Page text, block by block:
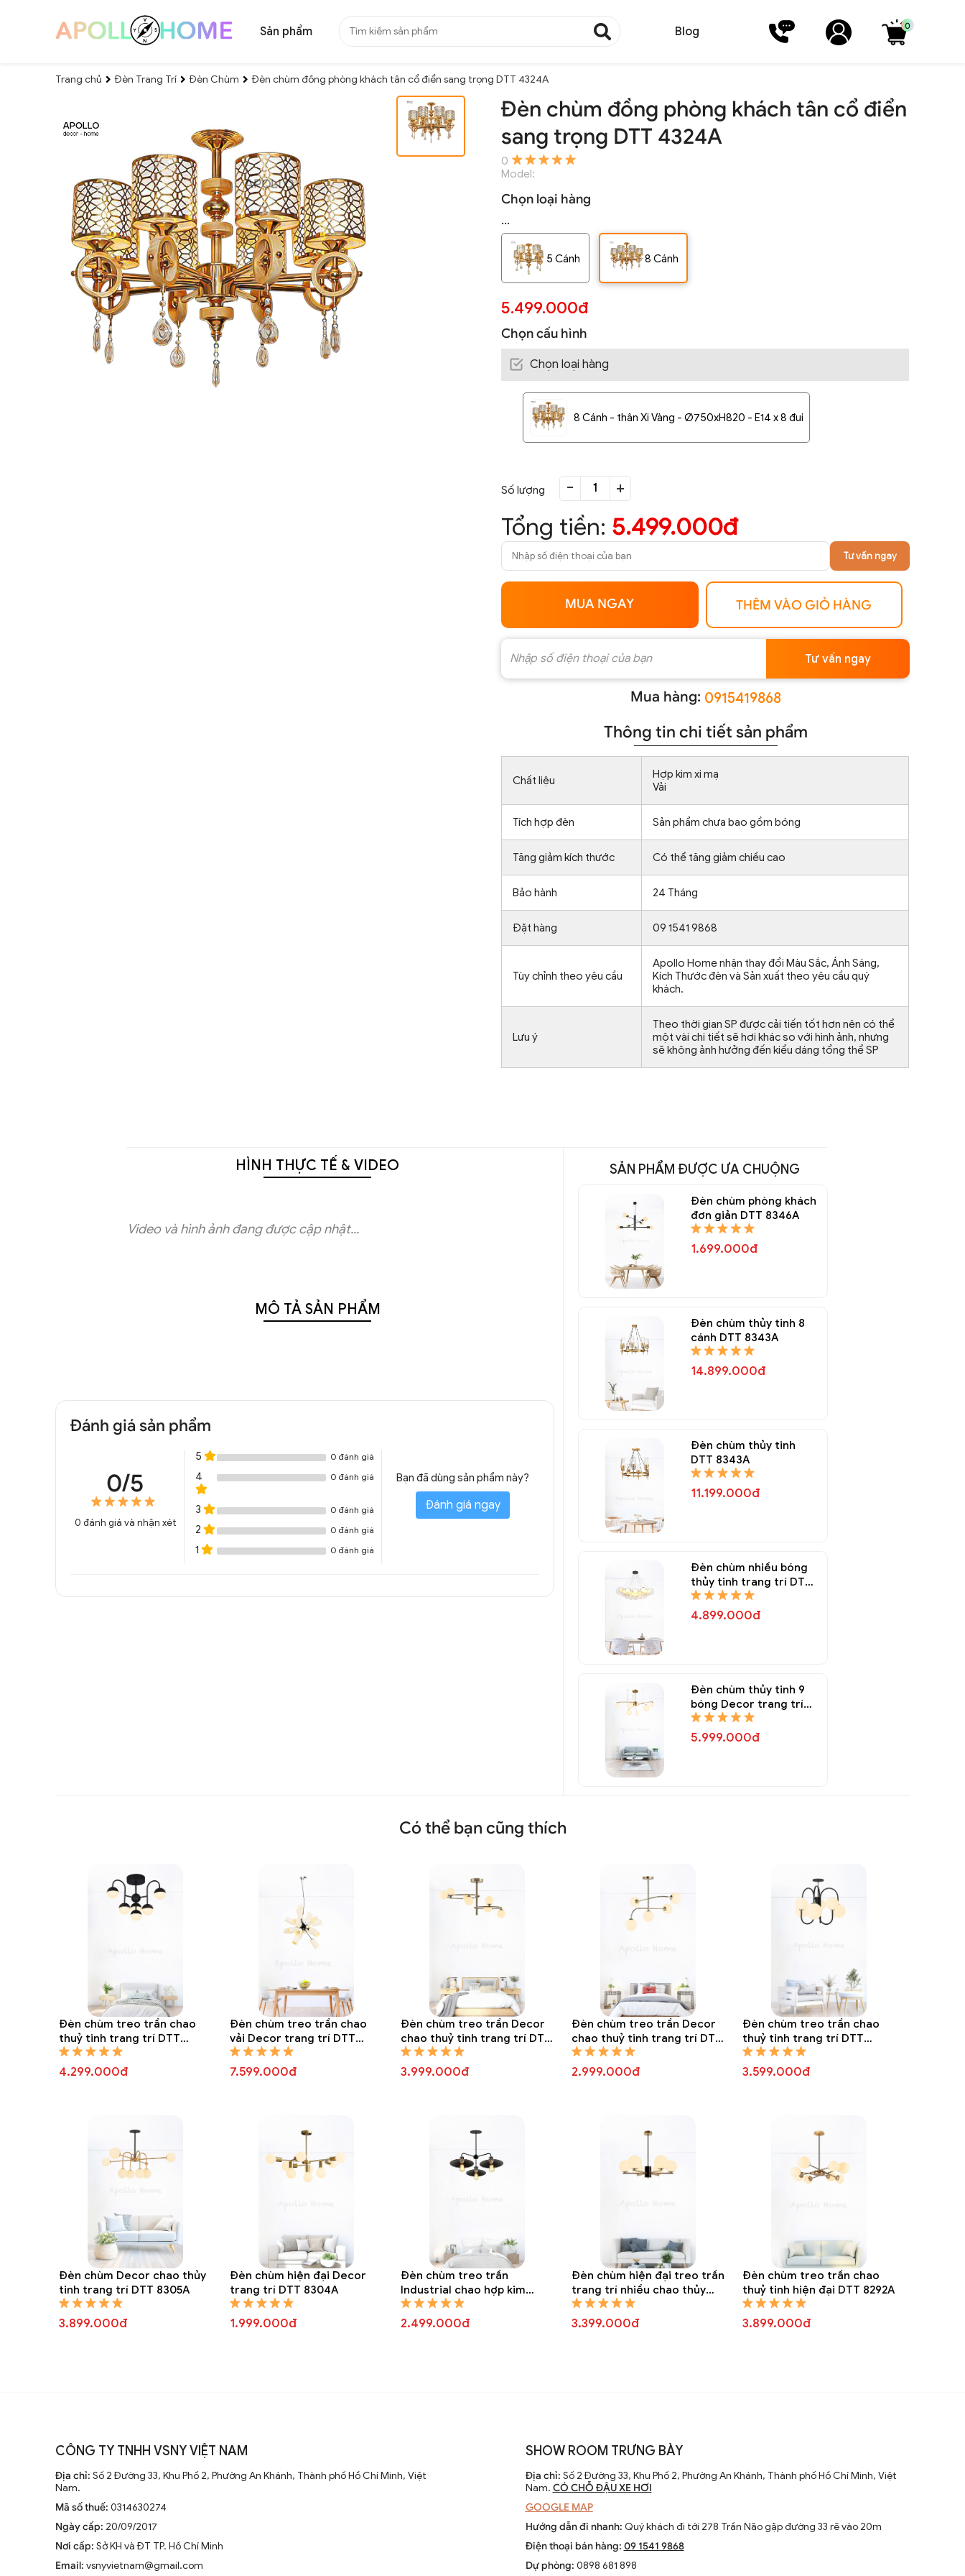
Sản phẩm Blog 0
Trang chủ Đèn Trang Trí Đèn Chùm Đèn chùm đồng phòng khách tân cổ điển sang trọng DTT 4324A
Đèn chùm đồng phòng khách tân cổ điển
sang trọng DTT 4324A
0
Model:
Chọn loại hàng
...
5 Cánh 8 Cánh
5.499.000đ
Chọn cấu hình
Chọn loại hàng
8 Cánh - thân Xi Vàng - Ø750xH820 - E14 x 8 đui
Số lượng - +
Tổng tiền: 5.499.000đ
Tư vấn ngay
MUA NGAY THÊM VÀO GIỎ HÀNG
Tư vấn ngay
Mua hàng: 0915419868
Thông tin chi tiết sản phẩm
Chất liệu
Hợp kim xi mạ
Vải
Tích hợp đèn Sản phẩm chưa bao gồm bóng
Tăng giảm kích thước Có thể tăng giảm chiều cao
Bảo hành 24 Tháng
Đặt hàng 09 1541 9868
Tùy chỉnh theo yêu cầu
Apollo Home nhận thay đổi Màu Sắc, Ánh Sáng,
Kích Thước đèn và Sản xuất theo yêu cầu quý
khách.
Lưu ý
Theo thời gian SP được cải tiến tốt hơn nên có thể
một vài chi tiết sẽ hơi khác so với hình ảnh, nhưng
sẽ không ảnh hưởng đến kiểu dáng tổng thể SP
HÌNH THỰC TẾ & VIDEO
Video và hình ảnh đang được cập nhật...
MÔ TẢ SẢN PHẨM
Đánh giá sản phẩm
0/5
0 đánh giá và nhận xét
5 0 đánh giá
4 0 đánh giá
3 0 đánh giá
2 0 đánh giá
1 0 đánh giá
Bạn đã dùng sản phẩm này?
Đánh giá ngay
SẢN PHẨM ĐƯỢC ƯA CHUỘNG
Đèn chùm phòng khách
đơn giản DTT 8346A
1.699.000đ
Đèn chùm thủy tinh 8
cánh DTT 8343A
14.899.000đ
Đèn chùm thủy tinh
DTT 8343A
11.199.000đ
Đèn chùm nhiều bóng
thủy tinh trang trí DTT
8337A
4.899.000đ
Đèn chùm thủy tinh 9
bóng Decor trang trí
DTT 8335A
5.999.000đ
Có thể bạn cũng thích
Đèn chùm treo trần chao
thuỷ tinh trang trí DTT
8323A
4.299.000đ
Đèn chùm treo trần chao
vải Decor trang trí DTT
8312A
7.599.000đ
Đèn chùm treo trần Decor
chao thuỷ tinh trang trí DTT
8310A
3.999.000đ
Đèn chùm treo trần Decor
chao thuỷ tinh trang trí DTT
8309A
2.999.000đ
Đèn chùm treo trần chao
thuỷ tinh trang trí DTT
8307A
3.599.000đ
Đèn chùm Decor chao thủy
tinh trang trí DTT 8305A
3.899.000đ
Đèn chùm hiện đại Decor
trang trí DTT 8304A
1.999.000đ
Đèn chùm treo trần
Industrial chao hợp kim
trang trí DTT 8301A
2.499.000đ
Đèn chùm hiện đại treo trần
trang trí nhiều chao thủy
tinh tròn DTT 8295A
3.399.000đ
Đèn chùm treo trần chao
thuỷ tinh hiện đại DTT 8292A
3.899.000đ
CÔNG TY TNHH VSNY VIỆT NAM
Địa chỉ: Số 2 Đường 33, Khu Phố 2, Phường An Khánh, Thành phố Hồ Chí Minh, Việt
Nam.
Mã số thuế: 0314630274
Ngày cấp: 20/09/2017
Nơi cấp: Sở KH và ĐT TP. Hồ Chí Minh
Email: vsnyvietnam@gmail.com
SHOW ROOM TRƯNG BÀY
Địa chỉ: Số 2 Đường 33, Khu Phố 2, Phường An Khánh, Thành phố Hồ Chí Minh, Việt
Nam. CÓ CHỖ ĐẬU XE HƠI
GOOGLE MAP
Hướng dẫn đi nhanh: Quý khách đi tới 278 Trần Não gặp đường 33 rẽ vào 20m
Điện thoại bán hàng: 09 1541 9868
Dự phòng: 0898 681 898